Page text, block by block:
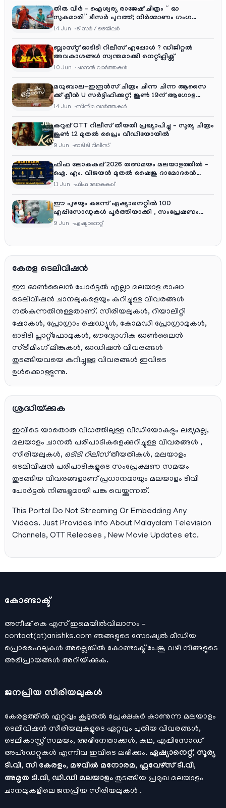
തിരു വീർ – ഐശ്വര്യ രാജേഷ് ചിത്രം ” ഓ
സുകുമാരി” ടീസർ പുറത്ത്; നിർമ്മാണം ഗംഗ
എന്റർടൈൻമെന്റ്‌സ്
14 Jun ടീസര്‍ / ട്രെയിലര്‍
ബ്ലാസ്റ്റ് ഓടിടി റിലീസ് എപ്പോൾ ? ഡിജിറ്റൽ
അവകാശങ്ങൾ സ്വന്തമാക്കി നെറ്റ്ഫ്ലിക്സ്
10 Jun ചാനല്‍ വാര്‍ത്തകള്‍
മധുബാല-ഇന്ദ്രൻസ് ചിത്രം ചിന്ന ചിന്ന ആസൈ
ക്ക് ക്ലീൻ U സർട്ടിഫിക്കറ്റ്; ജൂൺ 19ന് ആഗോള
റിലീസ്
14 Jun സിനിമ വാര്‍ത്തകള്‍
കറുപ്പ് OTT റിലീസ് തീയതി പ്രഖ്യാപിച്ചു – സൂര്യ ചിത്രം
ജൂൺ 12 മുതൽ പ്രൈം വീഡിയോയിൽ
9 Jun ഓടിടി റിലീസ്
ഫിഫ ലോകകപ്പ് 2026 തത്സമയം മലയാളത്തിൽ –
ഐ. എം. വിജയൻ മുതൽ ഷൈജു ദാമോദരൻ
വരെ കമന്ററി സംഘത്തിൽ
11 Jun ഫിഫ ലോകകപ്പ്
ഈ പുഴയും കടന്ന് ഏഷ്യാനെറ്റിൽ 100
എപ്പിസോഡുകൾ പൂർത്തിയാക്കി , സംപ്രേഷണം
തിങ്കൾ മുതൽ വെള്ളി വരെ രാത്രി 9:30 ന്
9 Jun ഏഷ്യാനെറ്റ്‌
കേരള ടെലിവിഷൻ
ഈ ഓൺലൈൻ പോർട്ടൽ എല്ലാ മലയാള ഭാഷാ
ടെലിവിഷൻ ചാനലുകളെയും കുറിച്ചുള്ള വിവരങ്ങൾ
നൽകുന്നതിനുള്ളതാണ്. സീരിയലുകൾ, റിയാലിറ്റി
ഷോകൾ, പ്രോഗ്രാം ഷെഡ്യൂൾ, കോമഡി പ്രോഗ്രാമുകൾ,
ഓടിടി പ്ലാറ്റ്‌ഫോമുകൾ, ഔദ്യോഗിക ഓൺലൈൻ
സ്ട്രീമിംഗ് ലിങ്കുകൾ, ഓഡിഷൻ വിവരങ്ങൾ
തുടങ്ങിയവയെ കുറിച്ചുള്ള വിവരങ്ങൾ ഇവിടെ
ഉൾക്കൊള്ളുന്നു.
ശ്രദ്ധിയ്ക്കുക
ഇവിടെ യാതൊരു വിധത്തിലുള്ള വീഡിയോകളും ലഭ്യമല്ല,
മലയാളം ചാനല്‍ പരിപാടികളെക്കുറിച്ചുള്ള വിവരങ്ങള്‍ ,
സീരിയലുകള്‍, ഒടിടി റിലീസ്തീയതികള്‍, മലയാളം
ടെലിവിഷന്‍ പരിപാടികളുടെ സംപ്രേക്ഷണ സമയം
തുടങ്ങിയ വിവരങ്ങളാണ് പ്രധാനമായും മലയാളം ടിവി
പോര്‍ട്ടല്‍ നിങ്ങളുമായി പങ്കു വെയ്ക്കുന്നത്.
This Portal Do Not Streaming Or Embedding Any
Videos. Just Provides Info About Malayalam Television
Channels, OTT Releases , New Movie Updates etc.
കോണ്ടാക്ട്
അനീഷ്‌ കെ എസ് ഇമെയില്‍വിലാസം –
contact(at)anishks.com ഞങ്ങളുടെ സോഷ്യല്‍ മീഡിയ
പ്രൊഫൈലുകള്‍ അല്ലെങ്കില്‍ കോണ്ടാക്ട്പേജു വഴി നിങ്ങളുടെ
അഭിപ്രായങ്ങള്‍ അറിയിക്കുക.
ജനപ്രിയ സീരിയലുകള്‍
കേരളത്തിൽ ഏറ്റവും കൂടുതൽ പ്രേക്ഷകർ കാണുന്ന മലയാളം
ടെലിവിഷൻ സീരിയലുകളുടെ ഏറ്റവും പുതിയ വിവരങ്ങൾ,
ടെലികാസ്റ്റ് സമയം, അഭിനേതാക്കൾ, കഥ, എപ്പിസോഡ്
അപ്ഡേറ്റുകൾ എന്നിവ ഇവിടെ ലഭിക്കും. ഏഷ്യാനെറ്റ്, സൂര്യ
ടി.വി, സീ കേരളം, മഴവിൽ മനോരമ, ഫ്ലവേഴ്സ് ടി.വി,
അമൃത ടി.വി, ഡി.ഡി മലയാളം തുടങ്ങിയ പ്രമുഖ മലയാളം
ചാനലുകളിലെ ജനപ്രിയ സീരിയലുകൾ .